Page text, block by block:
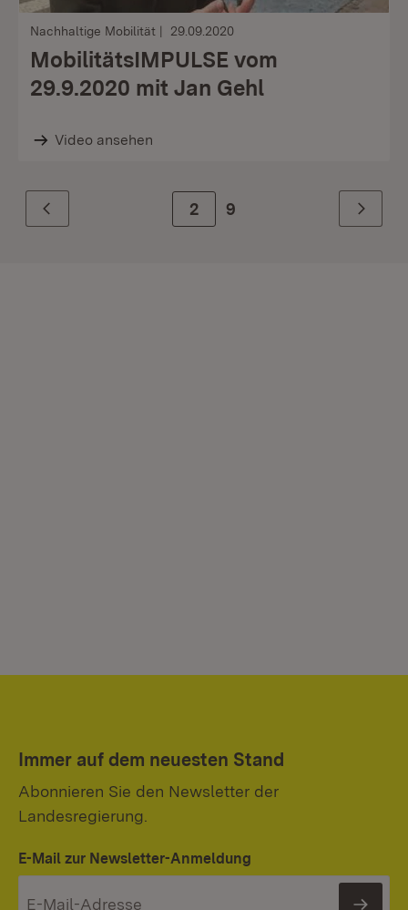
Nachhaltige Mobilität 29.09.2020
MobilitätsIMPULSE vom
29.9.2020 mit Jan Gehl
Video ansehen
Zurück Zur Seite
2 9 Weiter
Immer auf dem neuesten Stand
Abonnieren Sie den Newsletter der
Landesregierung.
E-Mail zur Newsletter-Anmeldung